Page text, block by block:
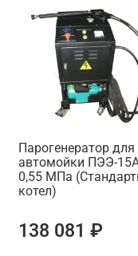
Парогенератор для
автомойки ПЭЭ-
0,55 МПа
котел)
138 081 ₽